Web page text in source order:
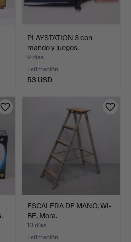
PLAYSTATION 3 con
mando y juegos.
9 días
Estimación
53 USD
ESCALERA DE MANO, WI-
BE, Mora.
10 días
Estimación